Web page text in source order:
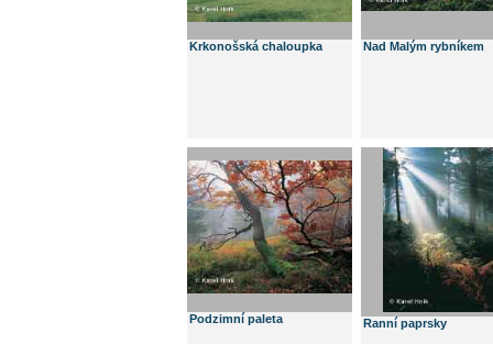
Krkonošská chaloupka Nad Malým rybníkem
Podzimní paleta Ranní paprsky